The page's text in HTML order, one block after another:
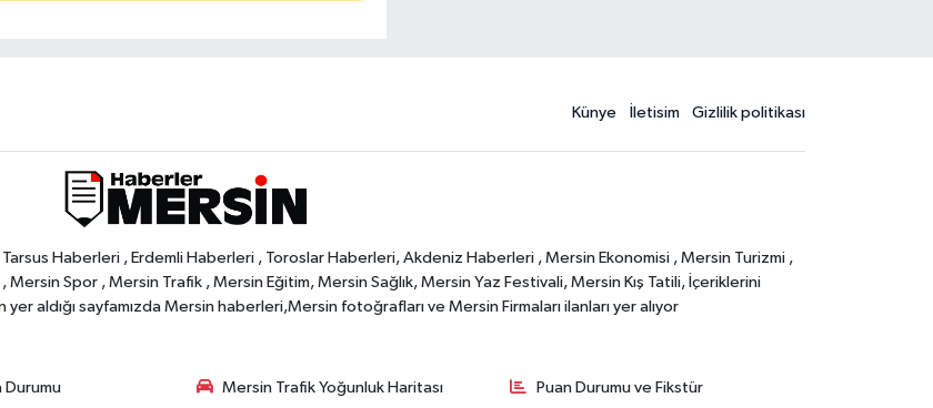
Künye İletisim Gizlilik politikası
Haberleri , Erdemli Haberleri , Toroslar Haberleri, Akdeniz Haberleri , Mersin Ekonomisi , Mersin Turizmi ,
Spor , Mersin Trafik , Mersin Eğitim, Mersin Sağlık, Mersin Yaz Festivali, Mersin Kış Tatili, İçeriklerini
yer aldığı sayfamızda Mersin haberleri,Mersin fotoğrafları ve Mersin Firmaları ilanları yer alıyor
Durumu Mersin Trafik Yoğunluk Haritası Puan Durumu ve Fikstür